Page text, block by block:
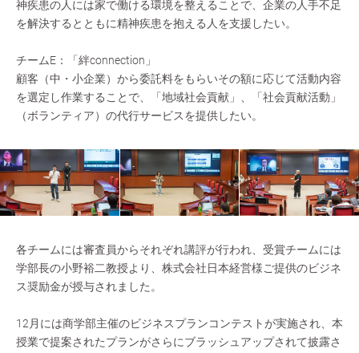
神疾患の人には家で働ける環境を整えることで、企業の人手不足
を解決するとともに精神疾患を抱える人を支援したい。
チームE：「絆connection」
顧客（中・小企業）から委託料をもらいその額に応じて活動内容
を選定し作業することで、「地域社会貢献」、「社会貢献活動」
（ボランティア）の代行サービスを提供したい。
各チームには審査員からそれぞれ講評が行われ、受賞チームには
学部長の小野裕二教授より、株式会社日本経営様ご提供のビジネ
ス奨励金が授与されました。
12月には商学部主催のビジネスプランコンテストが実施され、本
授業で提案されたプランがさらにブラッシュアップされて披露さ